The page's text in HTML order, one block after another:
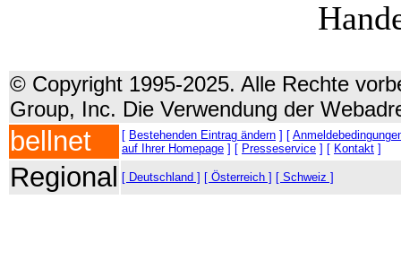
© Copyright 1995-2025. Alle Rechte
Group, Inc. Die Verwendung der
bellnet [ Bestehenden Eintrag ändern ] [
auf Ihrer Homepage ] [ Presseservice ] [ Kontakt ]
Regional [ Deutschland ] [ Österreich ] [ Schweiz ]